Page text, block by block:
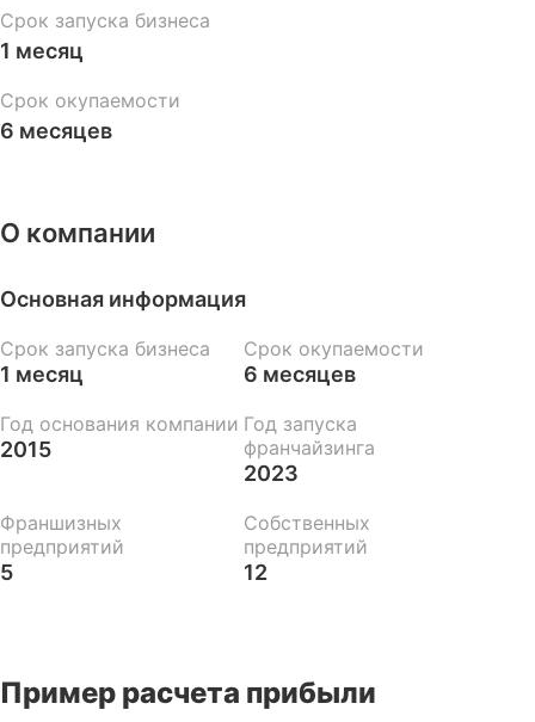
Срок запуска бизнеса
1 месяц
Срок окупаемости
6 месяцев
О компании
Основная информация
Срок запуска бизнеса
1 месяц
Срок окупаемости
6 месяцев
Год основания компании
2015
Год запуска
франчайзинга
2023
Франшизных
предприятий
5
Собственных
предприятий
12
Пример расчета прибыли